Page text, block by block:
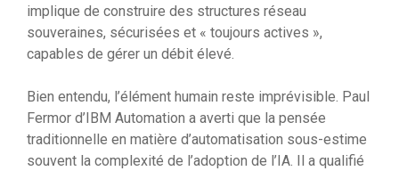
implique de construire des structures réseau
souveraines, sécurisées et « toujours actives »,
capables de gérer un débit élevé.
Bien entendu, l’élément humain reste imprévisible. Paul
Fermor d’IBM Automation a averti que la pensée
traditionnelle en matière d’automatisation sous-estime
souvent la complexité de l’adoption de l’IA. Il a qualifié